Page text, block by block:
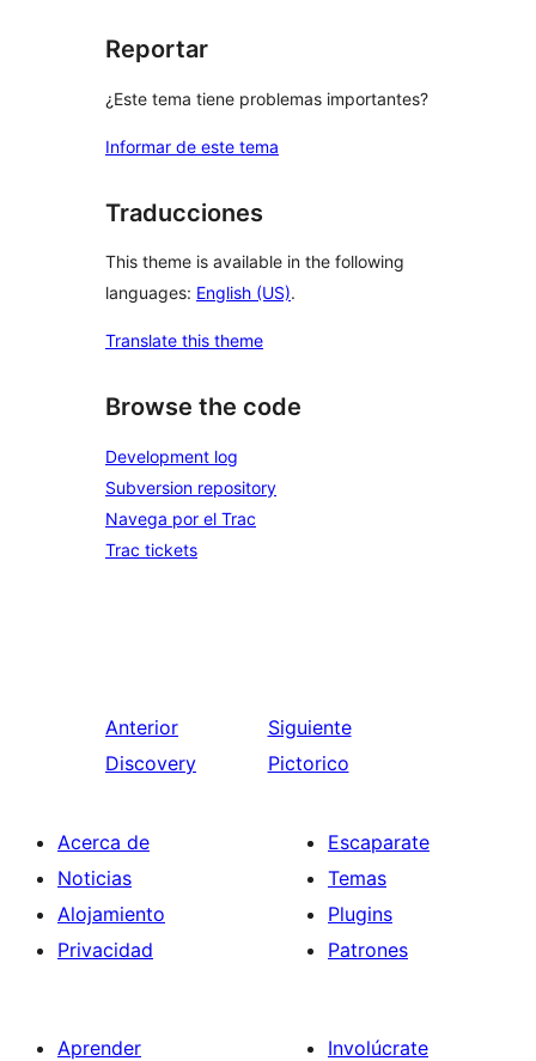
Reportar
¿Este tema tiene problemas importantes?
Informar de este tema
Traducciones
This theme is available in the following
languages: English (US).
Translate this theme
Browse the code
Development log
Subversion repository
Navega por el Trac
Trac tickets
Anterior
Discovery
Siguiente
Pictorico
Acerca de
Noticias
Alojamiento
Privacidad
Escaparate
Temas
Plugins
Patrones
Aprender
Involúcrate